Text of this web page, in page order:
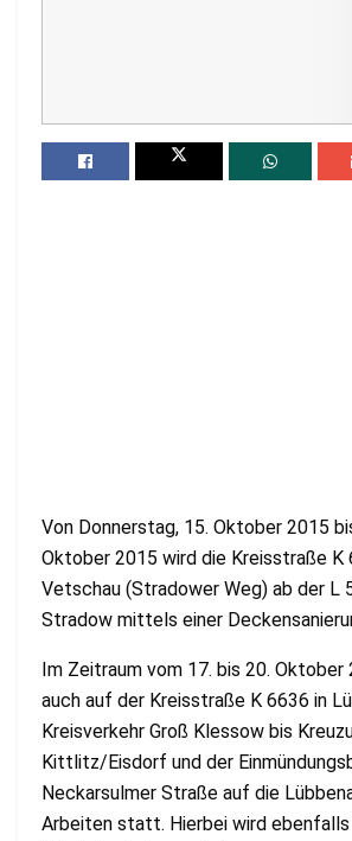
Von Donnerstag, 15. Oktober 2015
Oktober 2015 wird die Kreisstraße K
Vetschau (Stradower Weg) ab der L
Stradow mittels einer
Im Zeitraum vom 17. bis 20. Oktober
auch auf der Kreisstraße K 6636 in
Kreisverkehr Groß Klessow bis
Kittlitz/Eisdorf und der
Neckarsulmer Straße auf die
Arbeiten statt. Hierbei wird